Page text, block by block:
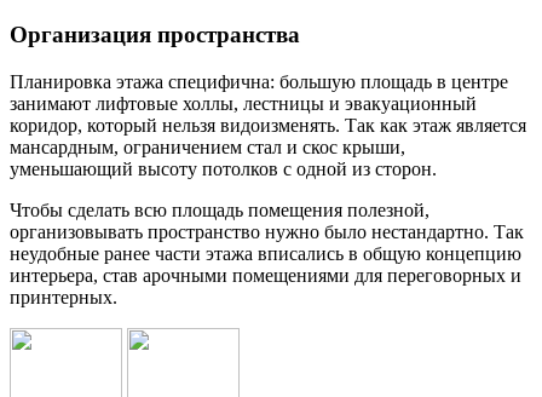
Организация пространства
Планировка этажа специфична: большую площадь в центре
занимают лифтовые холлы, лестницы и эвакуационный
коридор, который нельзя видоизменять. Так как этаж является
мансардным, ограничением стал и скос крыши,
уменьшающий высоту потолков с одной из сторон.
Чтобы сделать всю площадь помещения полезной,
организовывать пространство нужно было нестандартно. Так
неудобные ранее части этажа вписались в общую концепцию
интерьера, став арочными помещениями для переговорных и
принтерных.